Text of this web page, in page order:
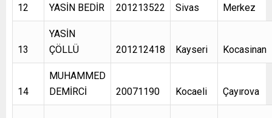
12 YASİN BEDİR 201213522 Sivas Merkez
13
YASİN
ÇÖLLÜ
201212418 Kayseri Kocasinan
14
MUHAMMED
DEMİRCİ
20071190 Kocaeli Çayırova